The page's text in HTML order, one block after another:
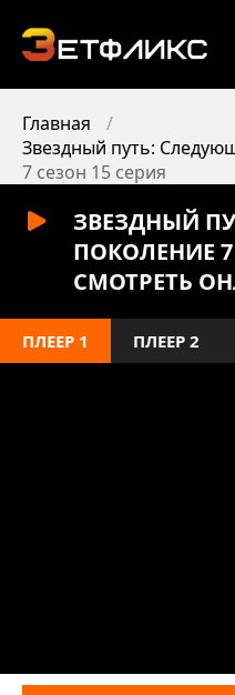
Главная
Звездный путь:
7 сезон 15 серия
ЗВЕЗДНЫЙ
ПОКОЛЕНИЕ 7
СМОТРЕТЬ
ПЛЕЕР 1 ПЛЕЕР 2